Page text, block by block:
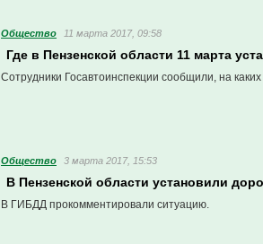
Общество 11 марта 2017, 09:58
Где в Пензенской области 11 марта
Сотрудники Госавтоинспекции сообщили, на
Общество 3 марта 2017, 15:53
В Пензенской области установили
В ГИБДД прокомментировали ситуацию.